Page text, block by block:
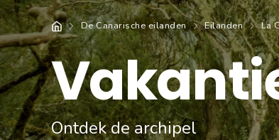
De Canarische eilanden Eilanden La
Ontdek de archipel